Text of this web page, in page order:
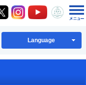
LINE
千代町Facebook
八千代町X八千代町Instagram
八千代町
八千
Language